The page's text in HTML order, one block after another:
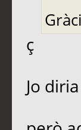
ç
Jo